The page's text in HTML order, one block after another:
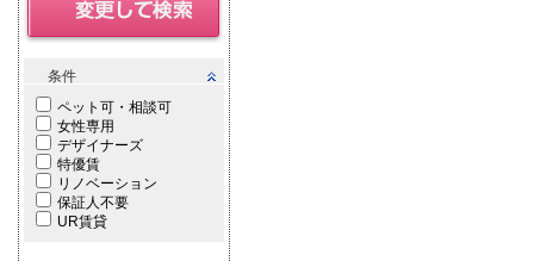
条件
ペット可・相談可
女性専用
デザイナーズ
特優賃
リノベーション
保証人不要
UR賃貸